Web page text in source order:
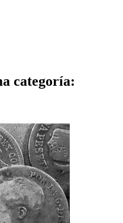
categoría: